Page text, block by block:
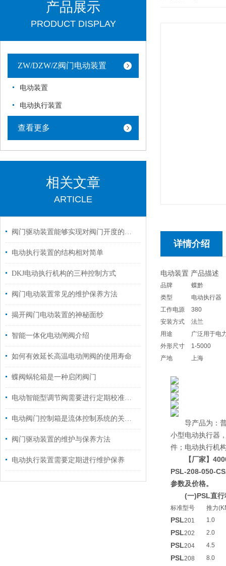
产品展示
PRODUCT DISPLAY
ZW/DZW/Z阀门电动装置
电动装置
电动执行装置
查看更多
相关文章
ARTICLE
阀门驱动装置能够实现对阀门开度的准确控制
电动执行装置的结构相对简单
DKJ电动执行机构的三种控制方式
阀门电动装置常见的维护保养方法
揭开阀门电动装置的神秘面纱
智能一体化电动闸阀介绍
如何有效延长高温电动闸阀的使用寿命
蝶阀蜗轮箱是一种启闭阀门
电动智能型调节阀需要进行定期校准和调试
电动阀门控制箱是流体控制系统的关键组件
阀门驱动装置的维护与保养方法
电动执行装置需要定期进行维护保养
详情介绍
电动装置 产品描述
品牌
蝶黔
类型
电动执行器
工作电源
380
安装方式
法兰
用途
广泛用于电
外形尺寸
1-5000
产地
上海
导产品为：普
小型电动执行器
件；电动执行机
【厂家】
PSL-208-050-
参数及价格。
(一)PSL直
标准型号 推力
PSL201 1.0
PSL202 2.0
PSL204 4.5
PSL208 8.0